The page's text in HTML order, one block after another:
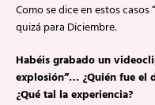
Como se dice en estos
quizá para Diciembre.
Habéis grabado un
explosión”… ¿Quién fue el
¿Qué tal la experiencia?